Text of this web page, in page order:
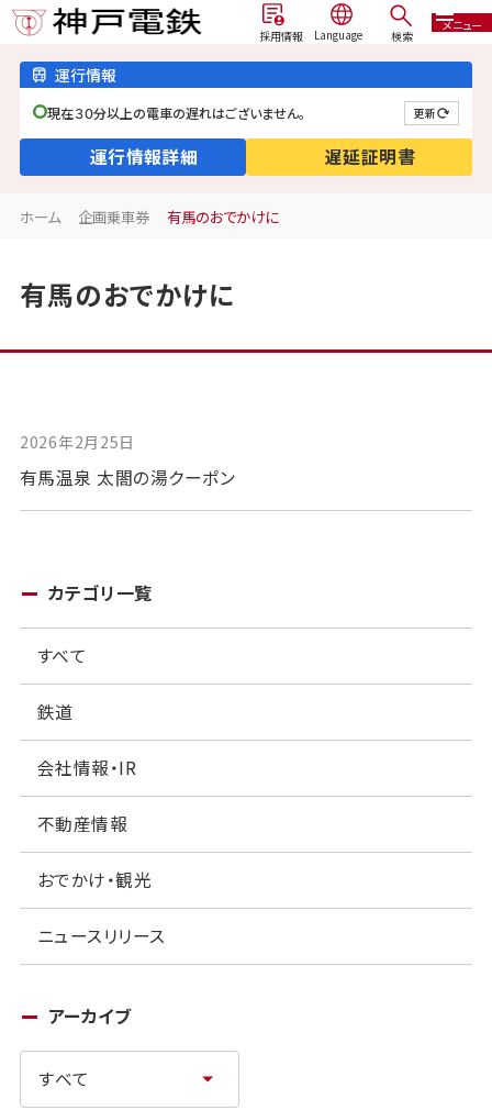
採用情報 検索
メニュー
運行情報
現在３０分以上の電車の遅れはございません。 更新
運行情報詳細 遅延証明書
ホーム 企画乗車券 有馬のおでかけに
有馬のおでかけに
2026年2月25日
有馬温泉 太閤の湯クーポン
カテゴリ一覧
すべて
鉄道
会社情報・IR
不動産情報
おでかけ・観光
ニュースリリース
アーカイブ